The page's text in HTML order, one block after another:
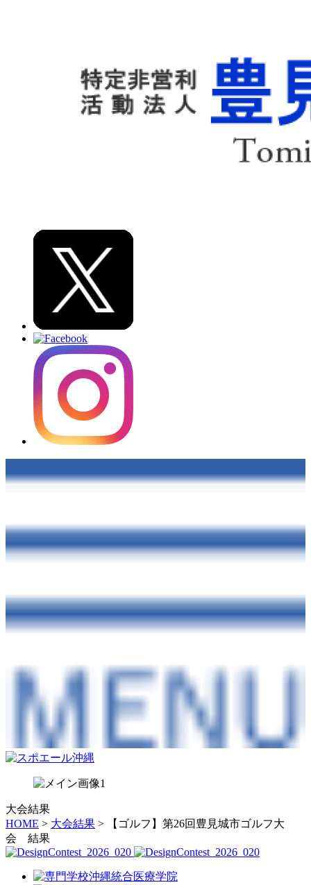
大会結果
HOME > 大会結果 > 【ゴルフ】第26回豊見城市ゴルフ大
会 結果